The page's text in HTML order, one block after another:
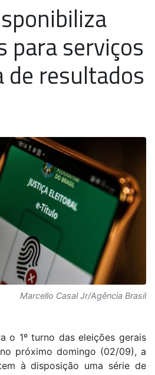
para serviços
de resultados
Marcello Casal Jr/Agência Brasil
o 1º turno das eleições gerais
próximo domingo (02/09), a
à disposição uma série de